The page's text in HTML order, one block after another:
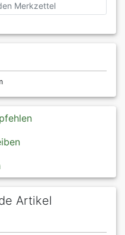
Merkzettel
Artikel